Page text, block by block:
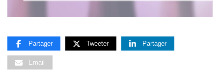
Partager Tweeter Partager
Email